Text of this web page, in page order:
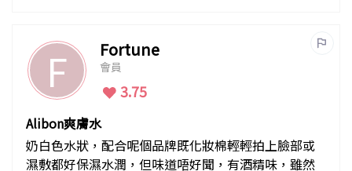
F Fortune
會員
3.75
Alibon爽膚水
奶白色水狀，配合呢個品牌既化妝棉輕輕拍上臉部或
濕敷都好保濕水潤，但味道唔好聞，有酒精味，雖然